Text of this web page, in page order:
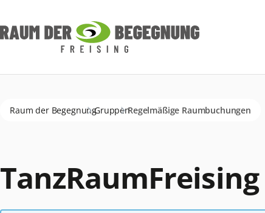
Raum der BegegnungGruppenRegelmäßige Raumbuchungen
TanzRaumFreising